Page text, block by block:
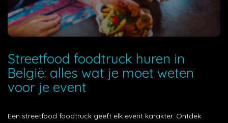
Streetfood foodtruck huren in
België: alles wat je moet weten
voor je event
Een streetfood foodtruck geeft elk event karakter. Ontdek